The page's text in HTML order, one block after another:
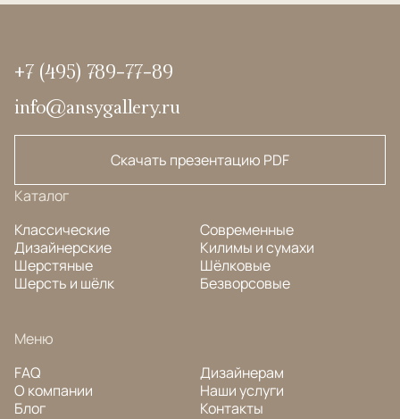
+7 (495) 789-77-89
info@ansygallery.ru
Скачать презентацию PDF
Каталог
Классические
Дизайнерские
Шерстяные
Шерсть и шёлк
Современные
Килимы и сумахи
Шёлковые
Безворсовые
Меню
FAQ
О компании
Блог
Дизайнерам
Наши услуги
Контакты